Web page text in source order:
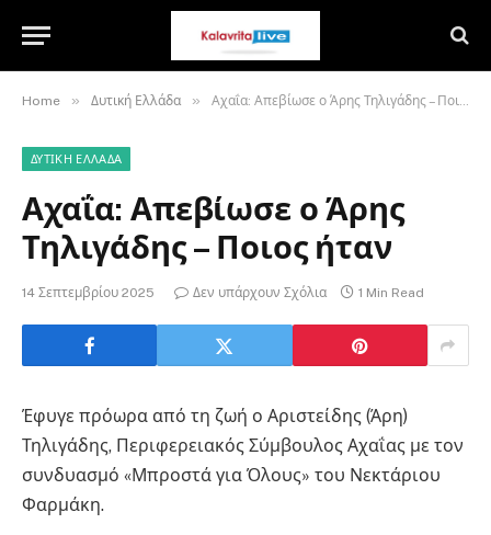
Home » Δυτική Ελλάδα » Αχαΐα: Απεβίωσε ο Άρης Τηλιγάδης – Ποιος ήταν
ΔΥΤΙΚΉ ΕΛΛΆΔΑ
Αχαΐα: Απεβίωσε ο Άρης
Τηλιγάδης – Ποιος ήταν
14 Σεπτεμβρίου 2025 Δεν υπάρχουν Σχόλια 1 Min Read
Έφυγε πρόωρα από τη ζωή ο Αριστείδης (Άρη)
Τηλιγάδης, Περιφερειακός Σύμβουλος Αχαΐας με τον
συνδυασμό «Μπροστά για Όλους» του Νεκτάριου
Φαρμάκη.